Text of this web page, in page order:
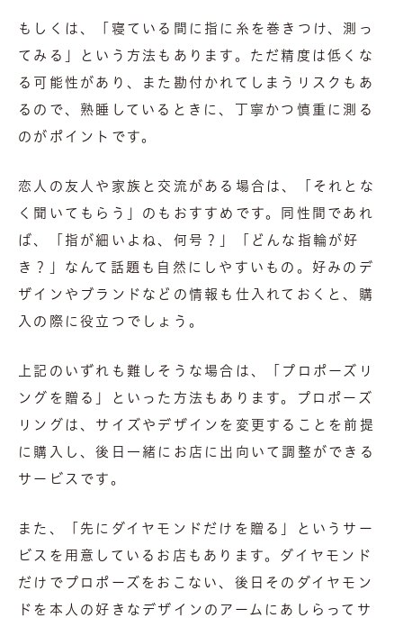
もしくは、「寝ている間に指に糸を巻きつけ、測っ
てみる」という方法もあります。ただ精度は低くな
る可能性があり、また勘付かれてしまうリスクもあ
るので、熟睡しているときに、丁寧かつ慎重に測る
のがポイントです。
恋人の友人や家族と交流がある場合は、「それとな
く聞いてもらう」のもおすすめです。同性間であれ
ば、「指が細いよね、何号？」「どんな指輪が好
き？」なんて話題も自然にしやすいもの。好みのデ
ザインやブランドなどの情報も仕入れておくと、購
入の際に役立つでしょう。
上記のいずれも難しそうな場合は、「プロポーズリ
ングを贈る」といった方法もあります。プロポーズ
リングは、サイズやデザインを変更することを前提
に購入し、後日一緒にお店に出向いて調整ができる
サービスです。
また、「先にダイヤモンドだけを贈る」というサー
ビスを用意しているお店もあります。ダイヤモンド
だけでプロポーズをおこない、後日そのダイヤモン
ドを本人の好きなデザインのアームにあしらってサ